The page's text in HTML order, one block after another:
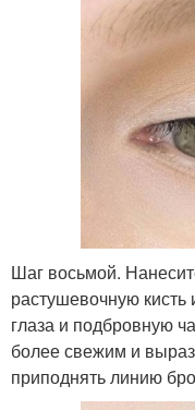
Шаг восьмой.
растушевочную кисть
глаза и подбровную
более свежим и
приподнять линию